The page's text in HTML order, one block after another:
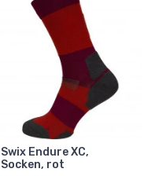
Swix Endure XC,
Socken, rot